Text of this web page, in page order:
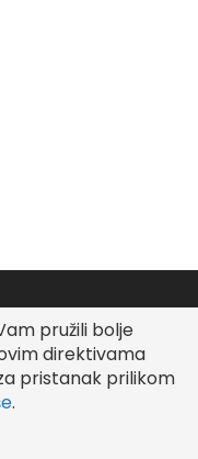
pružili bolje
direktivama
pristanak prilikom
. Kid